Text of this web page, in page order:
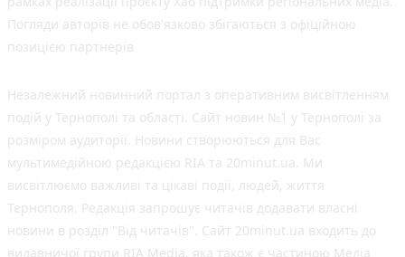
Погляди авторів не обов'язково збігаються з офіційною
позицією партнерів
Незалежний новинний портал з оперативним висвітленням
подій у Тернополі та області. Сайт новин №1 у Тернополі за
розміром аудиторії. Новини створюються для Вас
мультимедійною редакцією RIA та 20minut.ua. Ми
висвітлюємо важливі та цікаві події, людей, життя
Тернополя. Редакція запрошує читачів додавати власні
новини в розділ "Від читачів". Сайт 20minut.ua входить до
видавничої групи RIA Media, яка також є частиною Медіа